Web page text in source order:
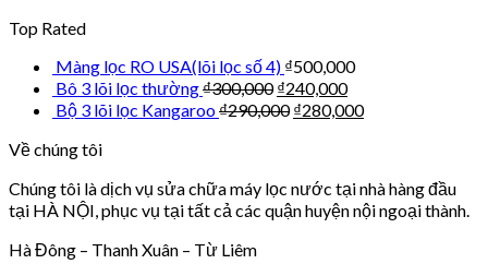
Top Rated
Màng lọc RO USA(lõi lọc số 4) ₫500,000
Bô 3 lõi lọc thường₫300,000 ₫240,000
Bộ 3 lõi lọc Kangaroo₫290,000 ₫280,000
Về chúng tôi
Chúng tôi là dịch vụ sửa chữa máy lọc nước tại nhà hàng đầu
tại HÀ NỘI, phục vụ tại tất cả các quận huyện nội ngoại thành.
Hà Đông – Thanh Xuân – Từ Liêm